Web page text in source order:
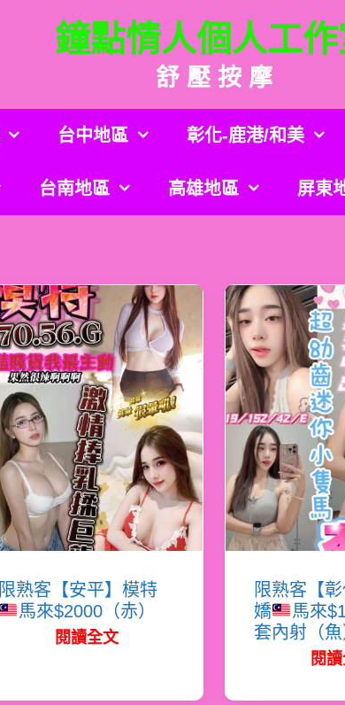
鐘點情人個人工
舒 壓 按 摩
台中地區 彰化-鹿港/和美
台南地區 高雄地區 屏東
限熟客【安平】模特
馬來$2000（赤）
閱讀全文
限熟客【
嬌
馬來
套內射（魚
閱